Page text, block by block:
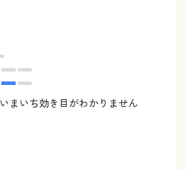
まいち効き目がわかりません